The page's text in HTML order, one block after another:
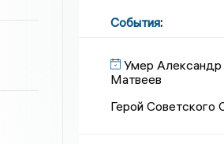
События:
Умер Александр
Матвеев
Герой Советского